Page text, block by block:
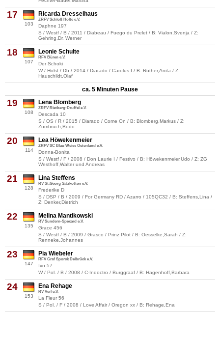
17
103
Ricarda Dresselhaus
ZRFV Schloß Holte e.V.
Daphne 197
S / Westf / B / 2011 / Diabeau / Fuego du Prelet / B: Vialon,Svenja / Z:
Gehring,Dr. Werner
18
107
Leonie Schulte
RFV Büren e.V.
Der Schoki
W / Holst / Db / 2014 / Diarado / Carolus I / B: Rüther,Anita / Z:
Hauschildt,Olaf
ca. 5 Minuten Pause
19
108
Lena Blomberg
ZRFV Rietberg-Druffel e.V.
Descada 10
S / OS / R / 2015 / Diarado / Come On / B: Blomberg,Markus / Z:
Zumbruch,Bodo
20
114
Lea Höwekenmeier
ZRFV SC Blau Weiss Ostenland e.V.
Donna-Bonita
S / Westf / F / 2008 / Don Laurie I / Festivo / B: Höwekenmeier,Udo / Z: ZG
Westhoff,Walter und Andreas
21
128
Lina Steffens
RV St.Georg Salzkotten e.V.
Frederike D
S / DSP / B / 2009 / For Germany RD / Azarro / 105QC32 / B: Steffens,Lina /
Z: Denker,Dietrich
22
135
Melina Mantikowski
RV Sundern-Spexard e.V.
Grace 456
S / Westf / B / 2009 / Grasco / Prinz Pilot / B: Oesselke,Sarah / Z:
Renneke,Johannes
23
147
Pia Wiebeler
RFV Graf Sporck Delbrück e.V.
Ivo 57
W / Pol. / B / 2008 / C-Indoctro / Burggraaf / B: Hagenhoff,Barbara
24
153
Ena Rehage
RV Verl e.V.
La Fleur 56
S / Pol. / F / 2008 / Love Affair / Oregon xx / B: Rehage,Ena